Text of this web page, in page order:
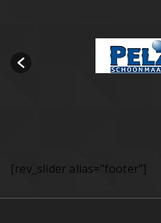
[rev_slider alias="footer"]